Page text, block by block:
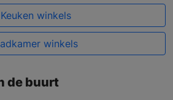
Keuken winkels
winkels
de buurt